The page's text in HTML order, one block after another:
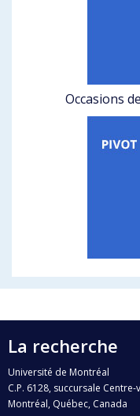
Occasions
La recherche
Université de Montréal
C.P. 6128, succursale Centre-
Montréal, Québec, Canada